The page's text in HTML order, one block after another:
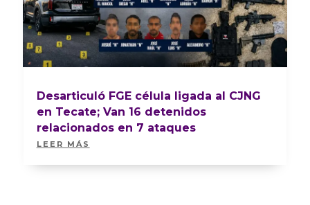
Desarticuló FGE célula ligada al CJNG
en Tecate; Van 16 detenidos
relacionados en 7 ataques
LEER MÁS